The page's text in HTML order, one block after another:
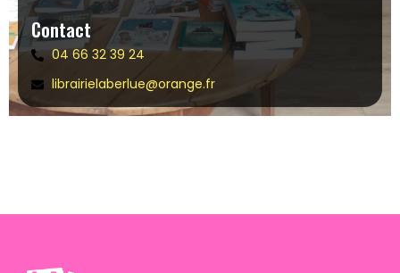
Contact
04 66 32 39 24
librairielaberlue@orange.fr